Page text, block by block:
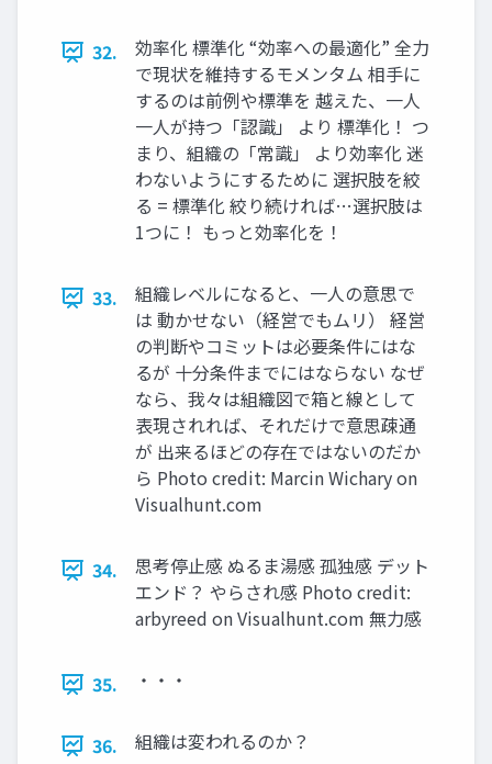
32.
効率化 標準化 “効率への最適化” 全⼒
で現状を維持するモメンタム 相⼿に
するのは前例や標準を 越えた、⼀⼈
⼀⼈が持つ「認識」 より 標準化！ つ
まり、組織の「常識」 より効率化 迷
わないようにするために 選択肢を絞
る = 標準化 絞り続ければ…選択肢は
1つに！ もっと効率化を！
33.
組織レベルになると、⼀⼈の意思で
は 動かせない（経営でもムリ） 経営
の判断やコミットは必要条件にはな
るが ⼗分条件までにはならない なぜ
なら、我々は組織図で箱と線として
表現されれば、それだけで意思疎通
が 出来るほどの存在ではないのだか
ら Photo credit: Marcin Wichary on
Visualhunt.com
34.
思考停⽌感 ぬるま湯感 孤独感 デット
エンド？ やらされ感 Photo credit:
arbyreed on Visualhunt.com 無⼒感
35. ・・・
36. 組織は変われるのか？